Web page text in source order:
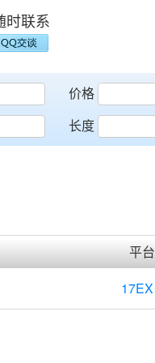
时联系
价格
长度
平台
17EX